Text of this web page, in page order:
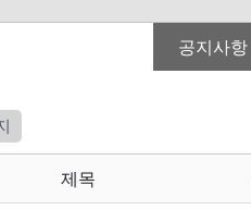
공지사항
제목